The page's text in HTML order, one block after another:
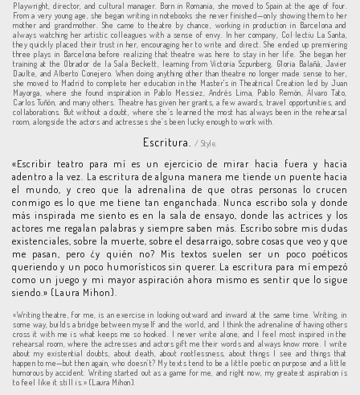
Playwright, director, and cultural manager. Born in Romania, she moved to Spain at the age of four.
From a very young age, she began writing in notebooks she never finished—only showing them to her
mother and grandmother. She came to theatre by chance, working in production in Barcelona and
always watching her artistic colleagues with a sense of envy. In her company, Col·lectiu La Santa,
they quickly placed their trust in her, encouraging her to write and direct. She ended up premiering
three plays in Barcelona before realizing that theatre was here to stay in her life. She began her
training at the Obrador de la Sala Beckett, learning from Victoria Szpunberg, Gloria Balañà, Javier
Daulte, and Alberto Conejero. When doing anything other than theatre no longer made sense to her,
she moved to Madrid to complete her education in the Master's in Theatrical Creation led by Juan
Mayorga, where she found inspiration in Pablo Messiez, Andrés Lima, Pablo Remón, Álvaro Tato,
Carlos Tuñón, and many others. Theatre has given her grants, a few awards, travel opportunities, and
collaborations. But without a doubt, where she’s learned the most has always been in the rehearsal
room, alongside the actors and actresses she’s been lucky enough to work with.
Escritura. / Style.
«Escribir teatro para mí es un ejercicio de mirar hacia fuera y hacia
adentro a la vez. La escritura de alguna manera me tiende un puente hacia
el mundo, y creo que la adrenalina de que otras personas lo crucen
conmigo es lo que me tiene tan enganchada. Nunca escribo sola y donde
más inspirada me siento es en la sala de ensayo, donde las actrices y los
actores me regalan palabras y siempre saben más. Escribo sobre mis dudas
existenciales, sobre la muerte, sobre el desarraigo, sobre cosas que veo y que
me pasan, pero ¿y quién no? Mis textos suelen ser un poco poéticos
queriendo y un poco humorísticos sin querer. La escritura para mí empezó
como un juego y mi mayor aspiración ahora mismo es sentir que lo sigue
siendo.» (Laura Mihon).
«Writing theatre, for me, is an exercise in looking outward and inward at the same time. Writing, in
some way, builds a bridge between myself and the world, and I think the adrenaline of having others
cross it with me is what keeps me so hooked. I never write alone, and I feel most inspired in the
rehearsal room, where the actresses and actors gift me their words and always know more. I write
about my existential doubts, about death, about rootlessness, about things I see and things that
happen to me—but then again, who doesn’t? My texts tend to be a little poetic on purpose and a little
humorous by accident. Writing started out as a game for me, and right now, my greatest aspiration is
to feel like it still is.» (Laura Mihon).